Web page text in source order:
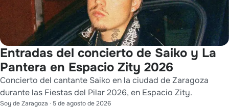
Entradas del concierto de Saiko y La
Pantera en Espacio Zity 2026
Concierto del cantante Saiko en la ciudad de Zaragoza
durante las Fiestas del Pilar 2026, en Espacio Zity.
Soy de Zaragoza · 5 de agosto de 2026